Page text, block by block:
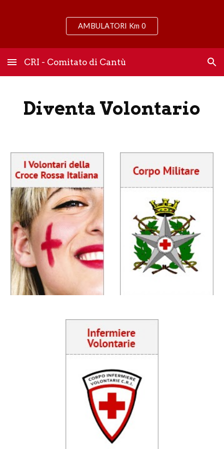
Skip to main content Skip to navigation
AMBULATORI Km 0
CRI - Comitato di Cantù
Diventa Volontario